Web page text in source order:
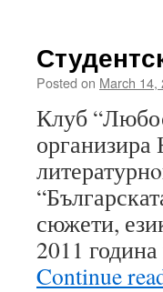
Posted on March 14,
Клуб
организира
сюжети,
2011
Continue